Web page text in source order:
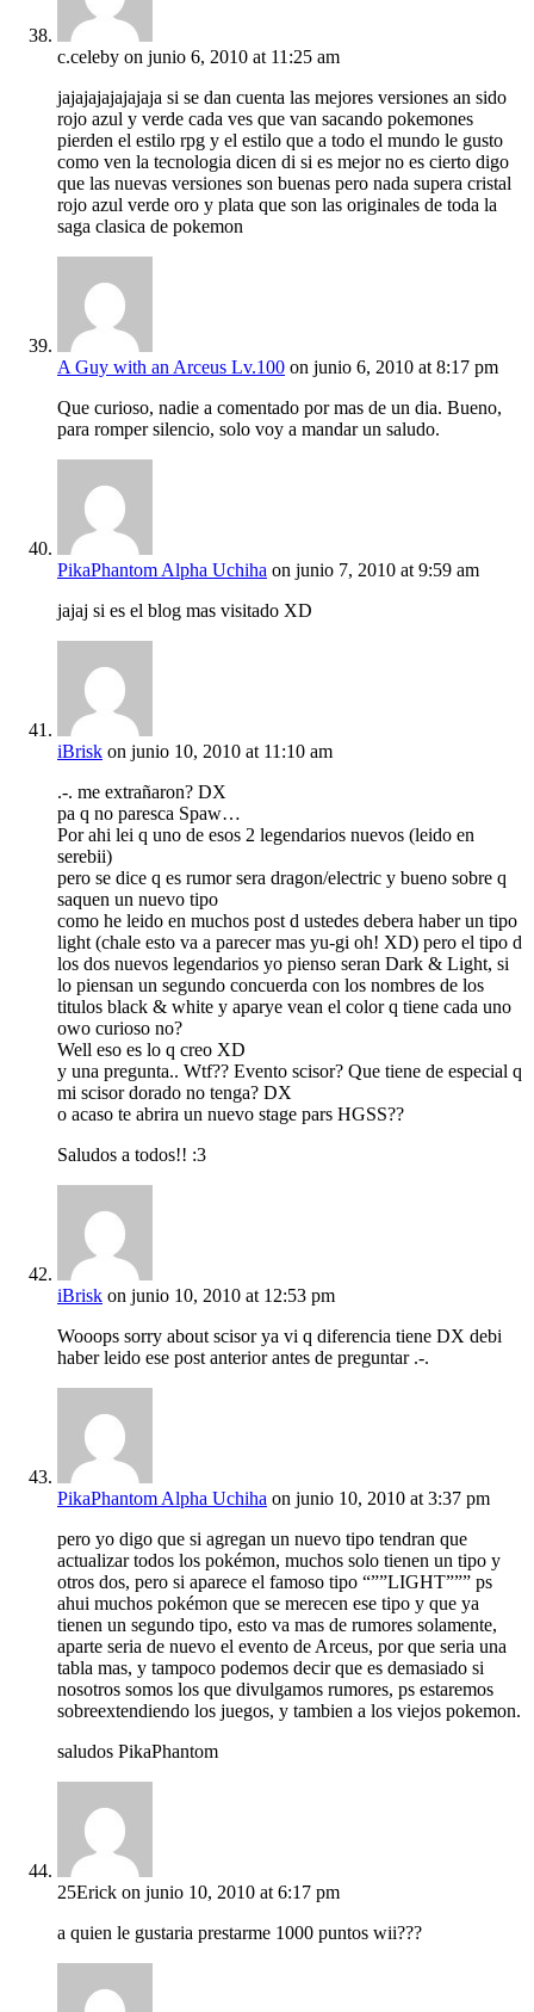
c.celeby on junio 6, 2010 at 11:25 am
jajajajajajajaja si se dan cuenta las mejores versiones an sido
rojo azul y verde cada ves que van sacando pokemones
pierden el estilo rpg y el estilo que a todo el mundo le gusto
como ven la tecnologia dicen di si es mejor no es cierto digo
que las nuevas versiones son buenas pero nada supera cristal
rojo azul verde oro y plata que son las originales de toda la
saga clasica de pokemon
A Guy with an Arceus Lv.100 on junio 6, 2010 at 8:17 pm
Que curioso, nadie a comentado por mas de un dia. Bueno,
para romper silencio, solo voy a mandar un saludo.
PikaPhantom Alpha Uchiha on junio 7, 2010 at 9:59 am
jajaj si es el blog mas visitado XD
iBrisk on junio 10, 2010 at 11:10 am
.-. me extrañaron? DX
pa q no paresca Spaw…
Por ahi lei q uno de esos 2 legendarios nuevos (leido en
serebii)
pero se dice q es rumor sera dragon/electric y bueno sobre q
saquen un nuevo tipo
como he leido en muchos post d ustedes debera haber un tipo
light (chale esto va a parecer mas yu-gi oh! XD) pero el tipo d
los dos nuevos legendarios yo pienso seran Dark & Light, si
lo piensan un segundo concuerda con los nombres de los
titulos black & white y aparye vean el color q tiene cada uno
owo curioso no?
Well eso es lo q creo XD
y una pregunta.. Wtf?? Evento scisor? Que tiene de especial q
mi scisor dorado no tenga? DX
o acaso te abrira un nuevo stage pars HGSS??
Saludos a todos!! :3
iBrisk on junio 10, 2010 at 12:53 pm
Wooops sorry about scisor ya vi q diferencia tiene DX debi
haber leido ese post anterior antes de preguntar .-.
PikaPhantom Alpha Uchiha on junio 10, 2010 at 3:37 pm
pero yo digo que si agregan un nuevo tipo tendran que
actualizar todos los pokémon, muchos solo tienen un tipo y
otros dos, pero si aparece el famoso tipo “””LIGHT””” ps
ahui muchos pokémon que se merecen ese tipo y que ya
tienen un segundo tipo, esto va mas de rumores solamente,
aparte seria de nuevo el evento de Arceus, por que seria una
tabla mas, y tampoco podemos decir que es demasiado si
nosotros somos los que divulgamos rumores, ps estaremos
sobreextendiendo los juegos, y tambien a los viejos pokemon.
saludos PikaPhantom
25Erick on junio 10, 2010 at 6:17 pm
a quien le gustaria prestarme 1000 puntos wii???